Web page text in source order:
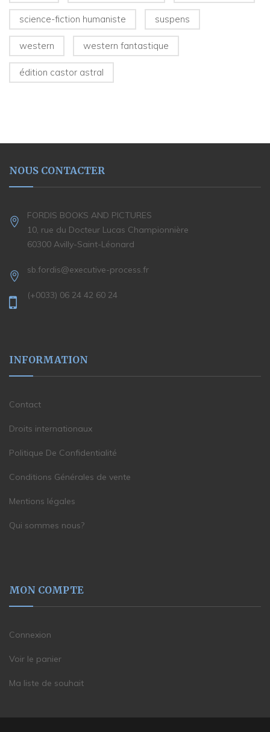
science-fiction humaniste suspens
western western fantastique
édition castor astral
NOUS CONTACTER
FORDIS BOOKS AND PICTURES
10, rue du Docteur Lucas Championnière
60300 Avilly-Saint-Léonard
sb.fordis@executive-process.fr
(+0033) 06 24 42 60 24
INFORMATION
Contact
Droits internationaux
Politique De Confidentialité
Conditions Générales de vente
Mentions légales
Qui sommes nous?
MON COMPTE
Connexion
Voir le panier
Ma liste de souhait